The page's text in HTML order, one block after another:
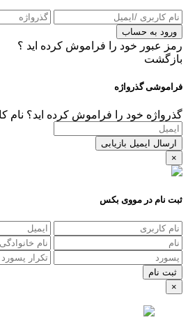
ورود به حساب
رمز عبور خود را فراموش کرده اید ؟
بازگشت
فراموشی گذرواژه
گذرواژه خود را فراموش کرده اید؟ نام
ارسال ایمیل بازیابی
×
ثبت نام در مووی بکس
×